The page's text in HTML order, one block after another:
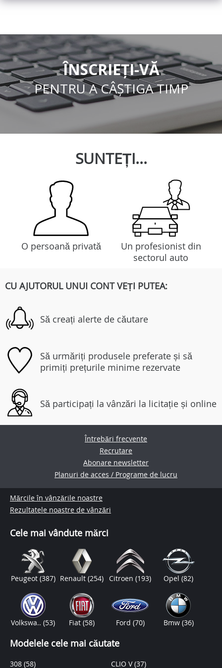
ÎNSCRIEȚI-VĂ
PENTRU A CÂȘTIGA TIMP
SUNTEȚI...
O persoană privată
Un profesionist din
sectorul auto
CU AJUTORUL UNUI CONT VEȚI PUTEA:
Să creați alerte de căutare
Să urmăriți produsele preferate și să
primiți prețurile minime rezervate
Să participați la vânzări la licitație și online
Întrebări frecvente
Recrutare
Abonare newsletter
Planuri de acces / Programe de lucru
Mărcile în vânzările noastre
Rezultatele noastre de vânzări
Cele mai vândute mărci
Peugeot (387) Renault (254) Citroen(193) Opel(82)
Volkswa..(53) Fiat (58) Ford (70) Bmw (36)
Modelele cele mai căutate
308 (58) CLIO V(37)